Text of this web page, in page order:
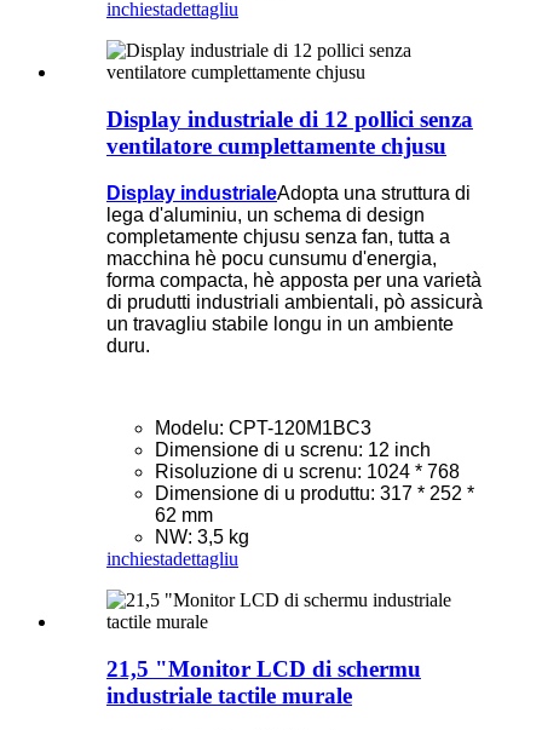
inchiestadettagliu
Display industriale di 12 pollici senza
ventilatore cumplettamente chjusu
Display industrialeAdopta una struttura di
lega d'aluminiu, un schema di design
completamente chjusu senza fan, tutta a
macchina hè pocu cunsumu d'energia,
forma compacta, hè apposta per una varietà
di prudutti industriali ambientali, pò assicurà
un travagliu stabile longu in un ambiente
duru.
Modelu: CPT-120M1BC3
Dimensione di u screnu: 12 inch
Risoluzione di u screnu: 1024 * 768
Dimensione di u produttu: 317 * 252 *
62 mm
NW: 3,5 kg
inchiestadettagliu
21,5 "Monitor LCD di schermu
industriale tactile murale